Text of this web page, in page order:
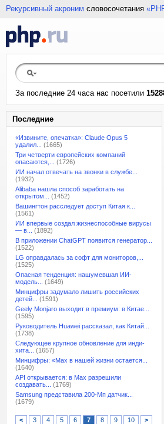
Рекурсивный акроним словосочетания
За последние 24 часа нас посетили
Последние
«Извините, опечатка»: Claude Opus 5
удалил...
(1665)
Три четверти европейских компаний
опасаются,...
(1726)
ИИ начал отвечать на звонки в службе...
(1932)
Alibaba нашла способ заработать на
открытом...
(1452)
Вашингтон расследует доступ Китая к...
(1561)
ИИ впервые создал жизнеспособные вирусы
— в...
(1892)
В приложении ChatGPT появится генератор...
(1522)
LG оправдалась за софт для мониторов,...
(1525)
Опасная тенденция: нашумевшая ИИ-
модель...
(1649)
Минцифры задумало лишить российских
детей...
(1591)
Geely Monjaro выходит в премиум: в Китае...
(1595)
Руководитель Huawei рассказал, как Китай...
(1738)
Следующее крупное обновление для инди-
хита...
(1657)
Минцифры: «Max в нашей жизни остается...
(1640)
API открывается: в Max разрешили
создавать...
(1769)
Samsung представила 200-Мп датчик...
(1679)
< 3 4 5 6 7 8 9 10 >